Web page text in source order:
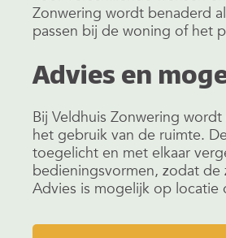
Zonwering wordt benaderd
passen bij de woning of het
Advies en
Bij Veldhuis Zonwering
het gebruik van de ruimte.
toegelicht en met elkaar
bedieningsvormen, zodat de
Advies is mogelijk op locatie